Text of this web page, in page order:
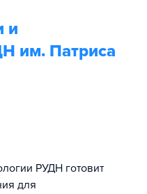
и
им. Патриса
РУДН готовит
для